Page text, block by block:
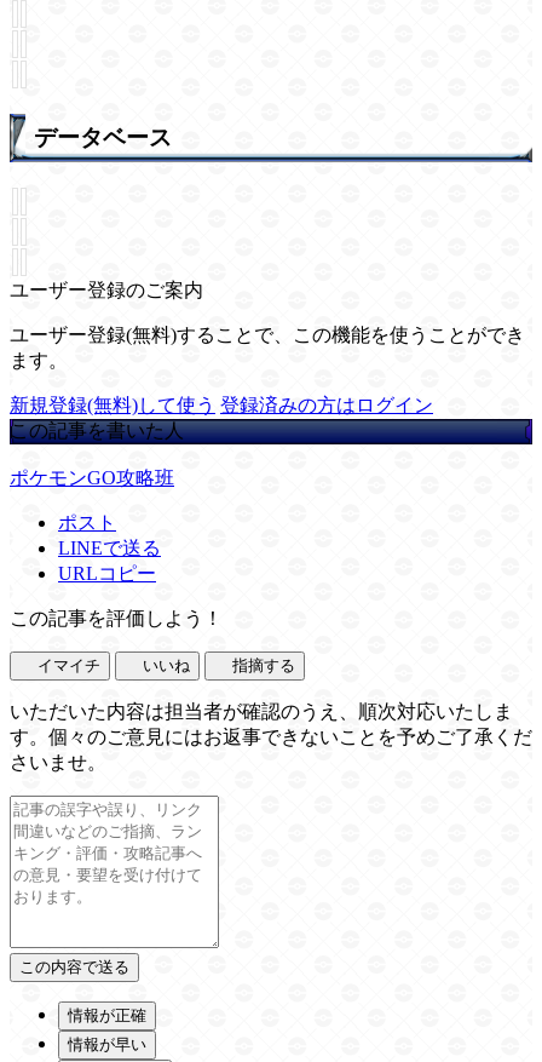
データベース
ユーザー登録のご案内
ユーザー登録(無料)することで、この機能を使うことができ
ます。
新規登録(無料)して使う 登録済みの方はログイン
この記事を書いた人
ポケモンGO攻略班
ポスト
LINEで送る
URLコピー
この記事を評価しよう！
イマイチ いいね 指摘する
いただいた内容は担当者が確認のうえ、順次対応いたしま
す。個々のご意見にはお返事できないことを予めご了承くだ
さいませ。
情報が正確
情報が早い